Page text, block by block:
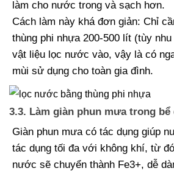
làm cho nước trong và sạch hơn.
Cách làm này khá đơn giản: Chỉ
thùng phi nhựa 200-500 lít (tùy
vật liệu lọc nước vào, vậy là có
mùi sử dụng cho toàn gia đình.
3.3. Làm giàn phun mưa trong bể
Giàn phun mưa có tác dụng giúp
tác dụng tối đa với không khí, từ
nước sẽ chuyển thành Fe3+, dễ